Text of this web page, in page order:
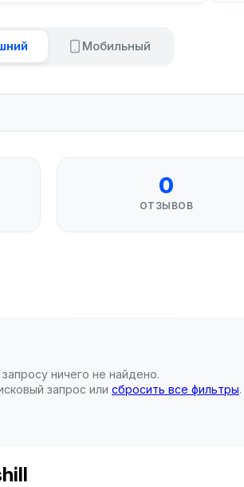
Мобильный
0
ОТЗЫВОВ
ничего не найдено.
запрос или сбросить все фильтры.